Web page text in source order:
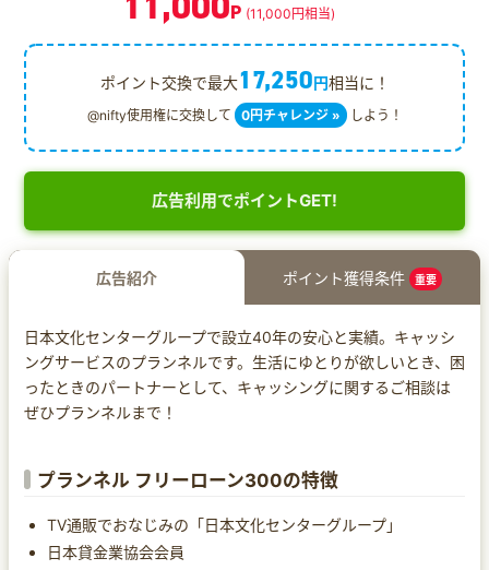
P (11,000円相当)
ポイント交換で最大17,250円相当に！
@nifty使用権に交換して 0円チャレンジ » しよう！
広告利用でポイントGET!
広告紹介 ポイント獲得条件 重要
日本文化センターグループで設立40年の安心と実績。キャッシ
ングサービスのプランネルです。生活にゆとりが欲しいとき、困
ったときのパートナーとして、キャッシングに関するご相談は
ぜひプランネルまで！
プランネル フリーローン300の特徴
TV通販でおなじみの「日本文化センターグループ」
日本貸金業協会会員